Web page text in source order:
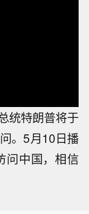
统特朗普将于
。5月10日播
问中国，相信